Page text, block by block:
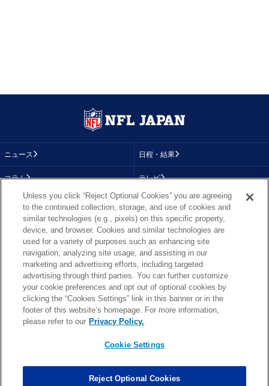
ニュース 日程・結果
コラム テレビ
画像
順位表
About NFL
More NFL 特集
TOP お問い合わせ FAQ
PHOTO BY AP Images / PHOTO BY Getty Images
Unless you click “Reject Optional Cookies” you are agreeing
to the continued collection, storage, and use of cookies and
similar technologies (e.g., pixels) on this specific property,
device, and browser. Cookies and similar technologies are
used for a variety of purposes such as enhancing site
navigation, analyzing site usage, and assisting in our
marketing and advertising efforts, including targeted
advertising through third parties. You can further customize
your cookie preferences and opt out of optional cookies by
clicking the “Cookies Settings” link in this banner or in the
footer of this website’s homepage. For more information,
please refer to our Privacy Policy.
Cookie Settings
Reject Optional Cookies